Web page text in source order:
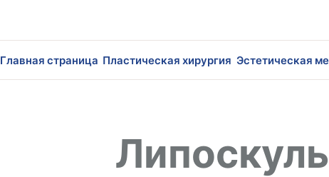
Главная страница Пластическая хирургия Эстетическая